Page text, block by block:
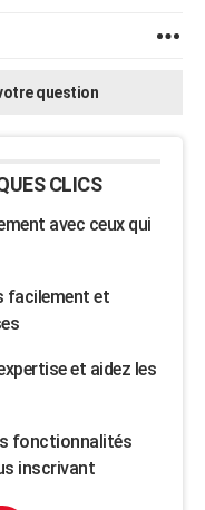
question
CLICS
avec ceux qui
facilement et
et aidez les
fonctionnalités
inscrivant